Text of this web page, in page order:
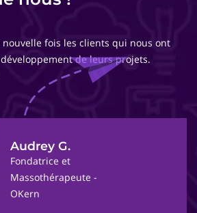
fois les clients qui nous ont
de leurs projets.
Audrey G.
Fondatrice et
Massothérapeute -
OKern